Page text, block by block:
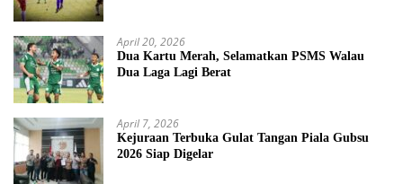
April 20, 2026
Dua Kartu Merah, Selamatkan PSMS Walau
Dua Laga Lagi Berat
April 7, 2026
Kejuraan Terbuka Gulat Tangan Piala Gubsu
2026 Siap Digelar